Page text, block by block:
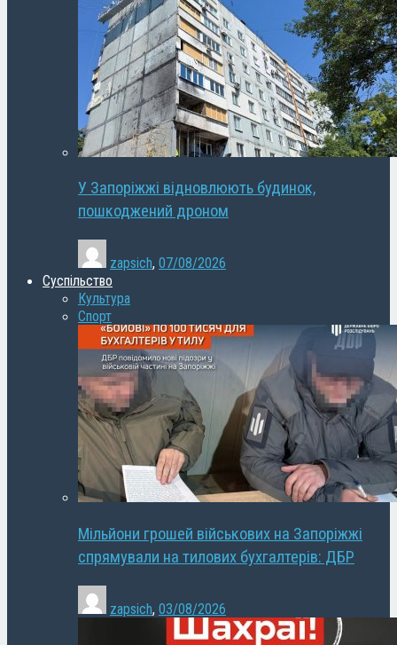
У Запоріжжі відновлюють будинок,
пошкоджений дроном
zapsich, 07/08/2026
Суспільство
Культура
Спорт
Мільйони грошей військових на Запоріжжі
спрямували на тилових бухгалтерів: ДБР
zapsich, 03/08/2026